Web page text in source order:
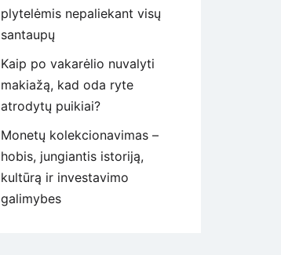
plytelėmis nepaliekant visų
santaupų
Kaip po vakarėlio nuvalyti
makiažą, kad oda ryte
atrodytų puikiai?
Monetų kolekcionavimas –
hobis, jungiantis istoriją,
kultūrą ir investavimo
galimybes